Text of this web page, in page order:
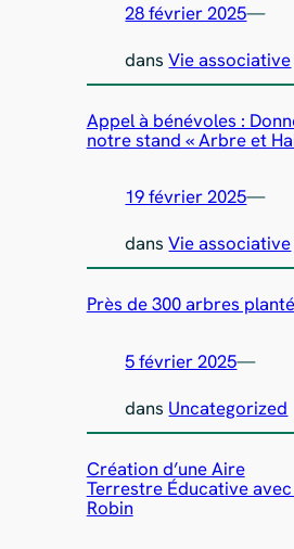
28 février 2025—
dansVie associative
Appel à bénévoles :
notre stand « Arbre et
19 février 2025—
dansVie associative
Près de 300 arbres
5 février 2025—
dans Uncategorized
Création d’une Aire
Terrestre Éducative avec
Robin